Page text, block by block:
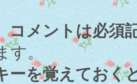
コメントは必須
す。
ーを覚えておく